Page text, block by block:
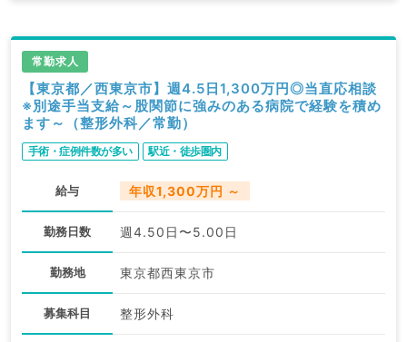
常勤求人
【東京都／西東京市】週4.5日1,300万円◎当直応相談
※別途手当支給～股関節に強みのある病院で経験を積め
ます～（整形外科／常勤）
手術・症例件数が多い 駅近・徒歩圏内
給与 年収1,300万円 ～
勤務日数 週4.50日〜5.00日
勤務地 東京都西東京市
募集科目 整形外科